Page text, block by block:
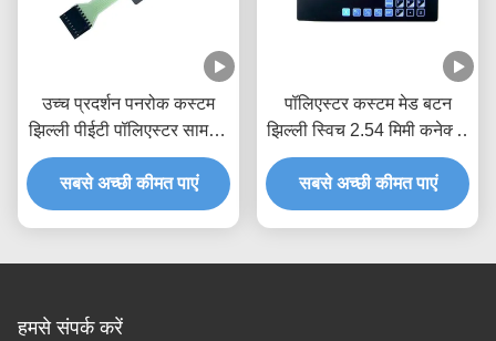
उच्च प्रदर्शन पनरोक कस्टम
झिल्ली पीईटी पॉलिएस्टर सामग्री
स्विच करता है
सबसे अच्छी कीमत पाएं
पॉलिएस्टर कस्टम मेड बटन
झिल्ली स्विच 2.54 मिमी कनेक्टर
के साथ
सबसे अच्छी कीमत पाएं
हमसे संपर्क करें